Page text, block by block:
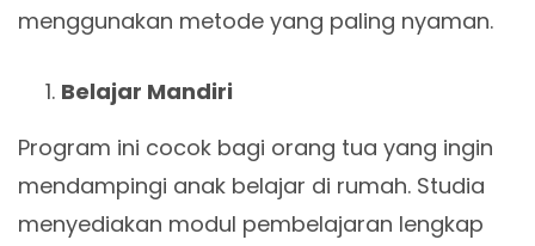
menggunakan metode yang paling nyaman.
Belajar Mandiri
Program ini cocok bagi orang tua yang ingin
mendampingi anak belajar di rumah. Studia
menyediakan modul pembelajaran lengkap